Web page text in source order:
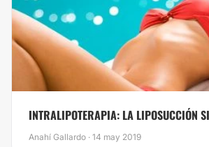
INTRALIPOTERAPIA: LA LIPOSUCCIÓN
Anahí Gallardo · 14 may 2019